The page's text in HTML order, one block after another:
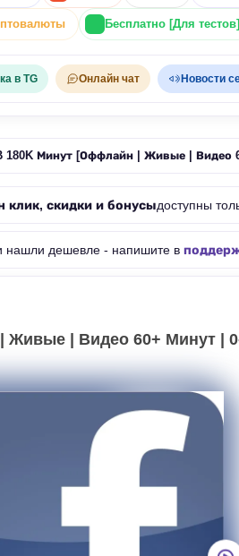
Бесплатно [Для тестов]
в TG Онлайн чат Новости
180K Минут [Оффлайн | Живые | Видео
клик, скидки и бонусыдоступны
нашли дешевле - напишите в
| Видео 60+ Минут |